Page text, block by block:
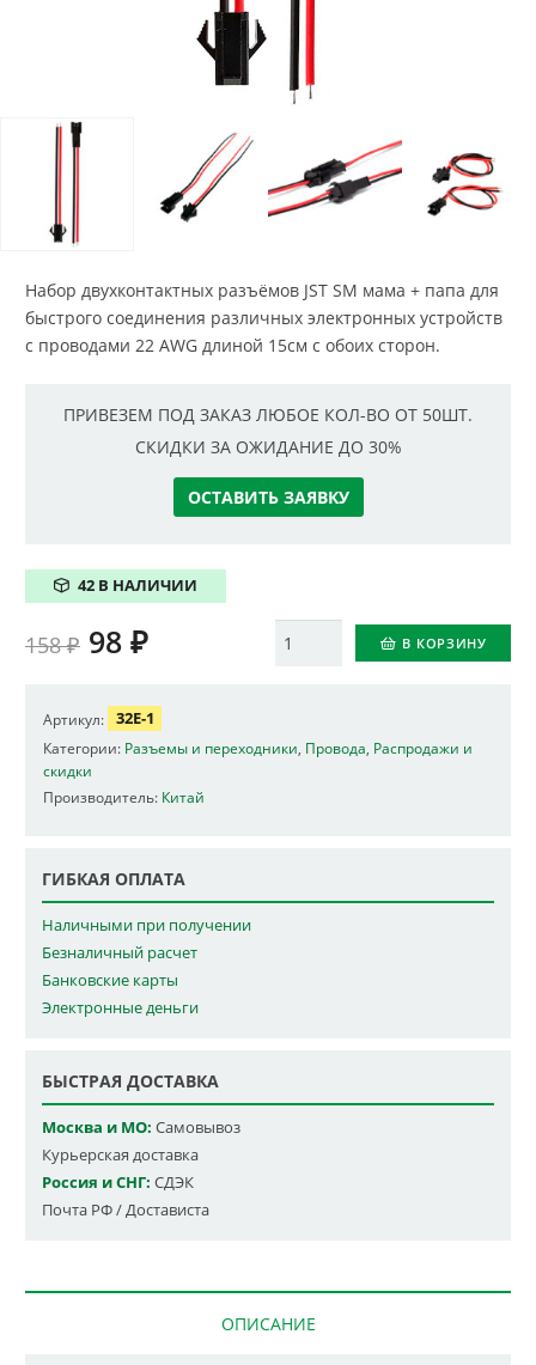
Набор двухконтактных разъёмов JST SM мама + папа для
быстрого соединения различных электронных устройств
с проводами 22 AWG длиной 15см с обоих сторон.
ПРИВЕЗЕМ ПОД ЗАКАЗ ЛЮБОЕ КОЛ-ВО ОТ 50ШТ.
СКИДКИ ЗА ОЖИДАНИЕ ДО 30%
ОСТАВИТЬ ЗАЯВКУ
42 В НАЛИЧИИ
Количество В КОРЗИНУ
158₽ 98 ₽
Артикул: 32E-1
Категории: Разъемы и переходники Провода Распродажи и
скидки
Производитель: Китай
ГИБКАЯ ОПЛАТА
Наличными при получении
Безналичный расчет
Банковские карты
Электронные деньги
БЫСТРАЯ ДОСТАВКА
Москва и МО: Самовывоз
Курьерская доставка
Россия и СНГ: СДЭК
Почта РФ / Достависта
ОПИСАНИЕ